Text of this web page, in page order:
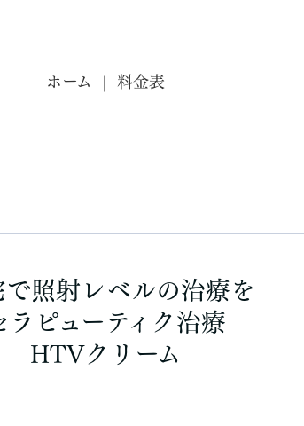
ホーム 料金表
で照射レベルの治療を
ラピューティク治療
HTVクリーム